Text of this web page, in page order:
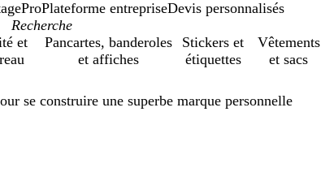
Plateforme entrepriseDevis personnalisés
et
Pancartes, banderoles
et affiches
Stickers et
étiquettes
Vêtements
et sacs
se construire une superbe marque personnelle